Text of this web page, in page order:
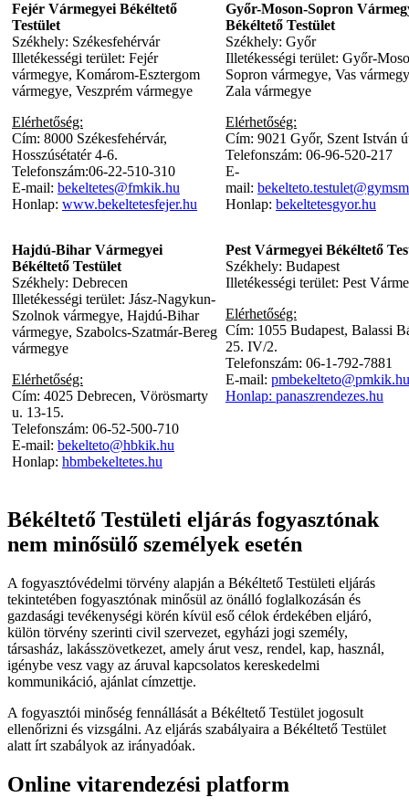
Fejér Vármegyei Békéltető
Testület
Székhely: Székesfehérvár
Illetékességi terület: Fejér
vármegye, Komárom-Esztergom
vármegye, Veszprém vármegye
Elérhetőség:
Cím: 8000 Székesfehérvár,
Hosszúsétatér 4-6.
Telefonszám:06-22-510-310
E-mail: bekeltetes@fmkik.hu
Honlap: www.bekeltetesfejer.hu
Győr-Moson-Sopron
Békéltető Testület
Székhely: Győr
Illetékességi terület: Győr-
Sopron vármegye, Vas
Zala vármegye
Elérhetőség:
Cím: 9021 Győr, Szent István
Telefonszám: 06-96-520-217
E-
mail:
Honlap: bekeltetesgyor.hu
Hajdú-Bihar Vármegyei
Békéltető Testület
Székhely: Debrecen
Illetékességi terület: Jász-Nagykun-
Szolnok vármegye, Hajdú-Bihar
vármegye, Szabolcs-Szatmár-Bereg
vármegye
Elérhetőség:
Cím: 4025 Debrecen, Vörösmarty
u. 13-15.
Telefonszám: 06-52-500-710
E-mail: bekelteto@hbkik.hu
Honlap: hbmbekeltetes.hu
Pest Vármegyei Békéltető
Székhely: Budapest
Illetékességi terület: Pest
Elérhetőség:
Cím: 1055 Budapest, Balassi
25. IV/2.
Telefonszám: 06-1-792-7881
E-mail: pmbekelteto@pmkik.hu
Honlap: panaszrendezes.hu
Békéltető Testületi eljárás fogyasztónak
nem minősülő személyek esetén
A fogyasztóvédelmi törvény alapján a Békéltető Testületi eljárás
tekintetében fogyasztónak minősül az önálló foglalkozásán és
gazdasági tevékenységi körén kívül eső célok érdekében eljáró,
külön törvény szerinti civil szervezet, egyházi jogi személy,
társasház, lakásszövetkezet, amely árut vesz, rendel, kap, használ,
igénybe vesz vagy az áruval kapcsolatos kereskedelmi
kommunikáció, ajánlat címzettje.
A fogyasztói minőség fennállását a Békéltető Testület jogosult
ellenőrizni és vizsgálni. Az eljárás szabályaira a Békéltető Testület
alatt írt szabályok az irányadóak.
Online vitarendezési platform